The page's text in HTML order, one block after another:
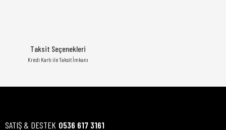
Taksit Seçenekleri
Kredi Kartı ile Taksit İmkanı
SATIŞ & DESTEK 0536 617 3161